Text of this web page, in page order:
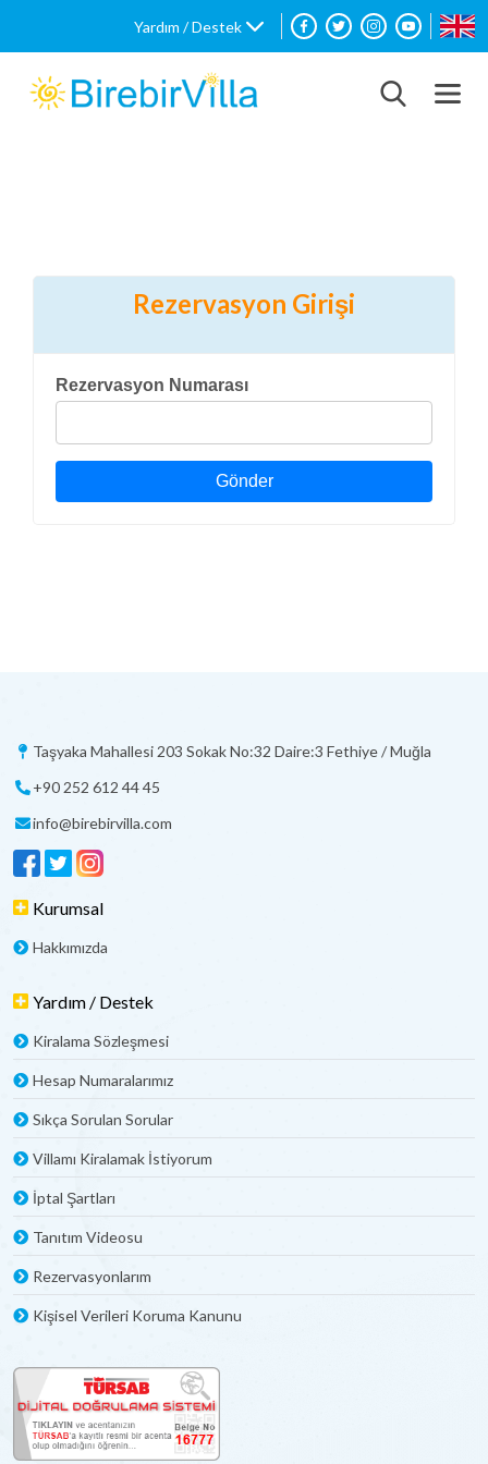
Yardım / Destek
Rezervasyon Girişi
Rezervasyon Numarası
Gönder
Taşyaka Mahallesi 203 Sokak No:32 Daire:3 Fethiye / Muğla
+90 252 612 44 45
info@birebirvilla.com
Kurumsal
Hakkımızda
Yardım / Destek
Kiralama Sözleşmesi
Hesap Numaralarımız
Sıkça Sorulan Sorular
Villamı Kiralamak İstiyorum
İptal Şartları
Tanıtım Videosu
Rezervasyonlarım
Kişisel Verileri Koruma Kanunu